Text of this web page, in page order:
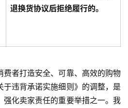
退换货协议后拒绝履行的。
费者打造安全、可靠、高效的购物
于违背承诺实施细则》的调整，是
强化卖家责任的重要举措之一。我